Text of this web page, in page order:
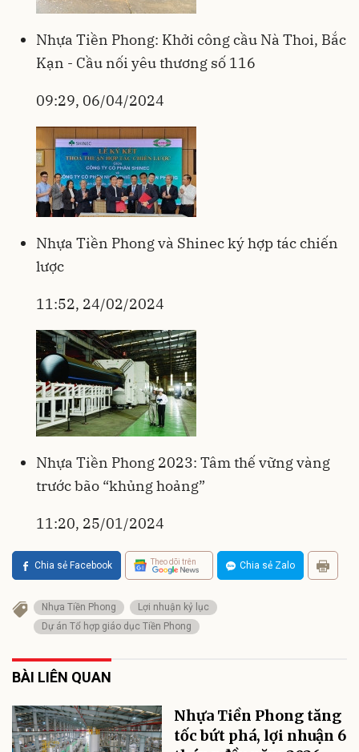
Nhựa Tiền Phong: Khởi công cầu Nà Thoi, Bắc
Kạn - Cầu nối yêu thương số 116
09:29, 06/04/2024
Nhựa Tiền Phong và Shinec ký hợp tác chiến
lược
11:52, 24/02/2024
Nhựa Tiền Phong 2023: Tâm thế vững vàng
trước bão “khủng hoảng”
11:20, 25/01/2024
Chia sẻ Facebook Theo dõi trên Chia sẻ Zalo
Nhựa Tiền Phong
Lợi nhuận kỷ lục
Dự án Tổ hợp giáo dục Tiền Phong
BÀI LIÊN QUAN
Nhựa Tiền Phong tăng
tốc bứt phá, lợi nhuận 6